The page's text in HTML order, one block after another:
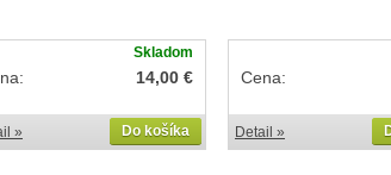
Skladom
14,00 €
Do košíka
»
Cena:
Detail »